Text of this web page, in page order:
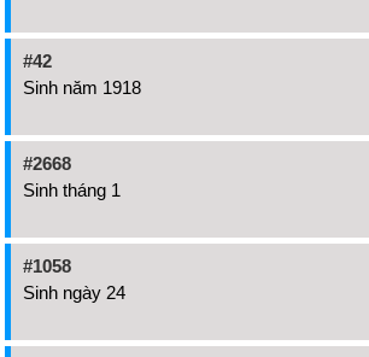
#42
Sinh năm 1918
#2668
Sinh tháng 1
#1058
Sinh ngày 24